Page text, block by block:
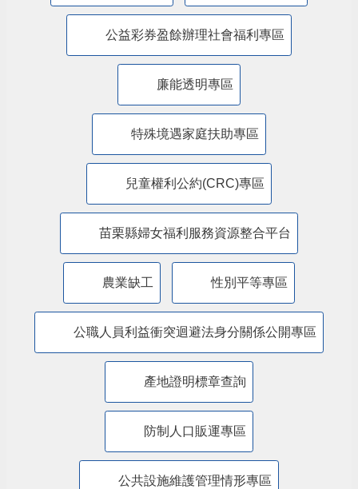
公益彩券盈餘辦理社會福利專區
廉能透明專區
特殊境遇家庭扶助專區
兒童權利公約(CRC)專區
苗栗縣婦女福利服務資源整合平台
農業缺工 性別平等專區
公職人員利益衝突迴避法身分關係公開專區
產地證明標章查詢
防制人口販運專區
​公共設施維護管理情形專區